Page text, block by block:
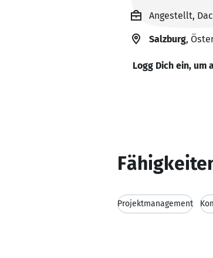
Angestellt,
Salzburg,
Logg Dich ein, um
Projektmanagement